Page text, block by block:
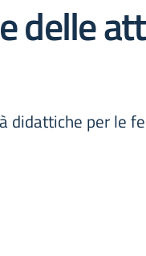
delle
didattiche per le